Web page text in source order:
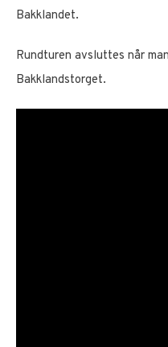
Bakklandet.
Rundturen avsluttes når
Bakklandstorget.